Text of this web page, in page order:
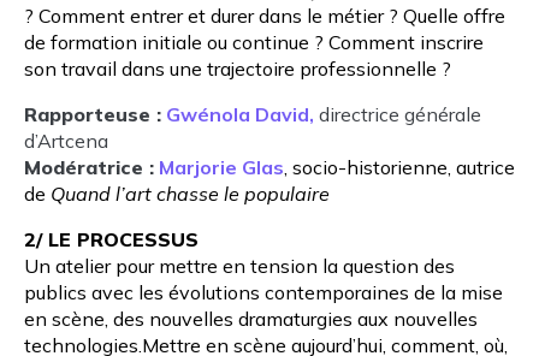
? Comment entrer et durer dans le métier ? Quelle offre
de formation initiale ou continue ? Comment inscrire
son travail dans une trajectoire professionnelle ?
Rapporteuse : Gwénola David, directrice générale
d’Artcena
Modératrice : Marjorie Glas, socio-historienne, autrice
de Quand l’art chasse le populaire
2/ LE PROCESSUS
Un atelier pour mettre en tension la question des
publics avec les évolutions contemporaines de la mise
en scène, des nouvelles dramaturgies aux nouvelles
technologies.Mettre en scène aujourd’hui, comment, où,